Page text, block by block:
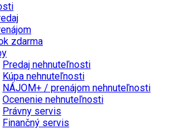
zdarma
Predaj nehnuteľnosti
Kúpa nehnuteľnosti
NÁJOM+ / prenájom nehnuteľnosti
Ocenenie nehnuteľnosti
Právny servis
Finančný servis